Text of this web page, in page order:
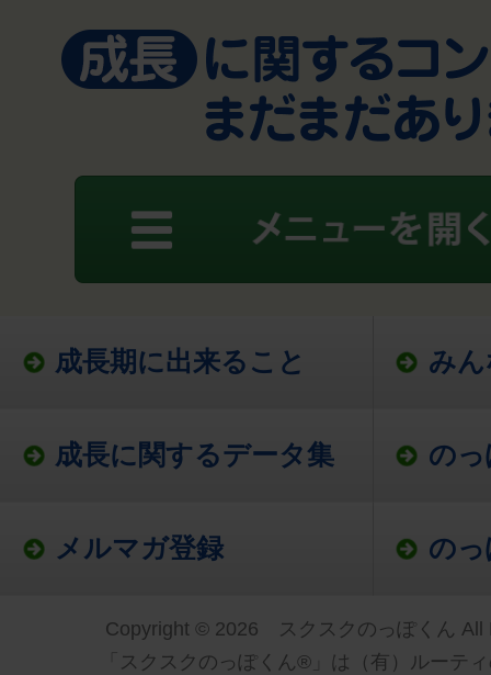
成長期に出来ること み
成長に関するデータ集 の
メルマガ登録 の
Copyright © 2026 スクスクのっぽくん All
「スクスクのっぽくん®」は（有）ルーテ